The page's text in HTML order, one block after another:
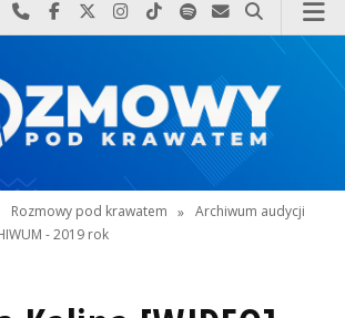
Najlepiej po prostu do nas zadzwoń
Odwiedź nas na Facebook-u
Odwiedź nas na X
Odwiedź nas na Instagram-ie
Odwiedź nas na TikTok-u
Szukaj nas na Spotify
Wyślij do nas
Szukaj
Rozmowy pod krawatem » Archiwum audycji
- 2019 rok